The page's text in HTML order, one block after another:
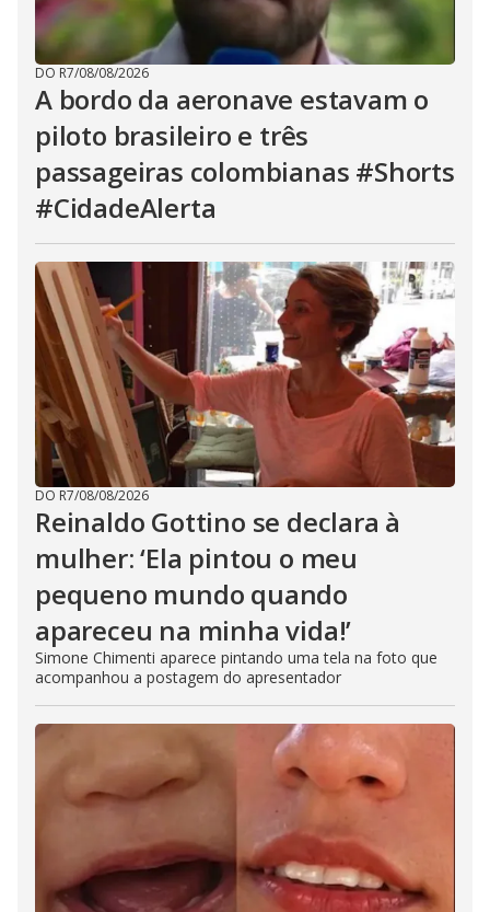
DO R7/08/08/2026
A bordo da aeronave estavam o
piloto brasileiro e três
passageiras colombianas #Shorts
#CidadeAlerta
DO R7/08/08/2026
Reinaldo Gottino se declara à
mulher: ‘Ela pintou o meu
pequeno mundo quando
apareceu na minha vida!’
Simone Chimenti aparece pintando uma tela na foto que
acompanhou a postagem do apresentador